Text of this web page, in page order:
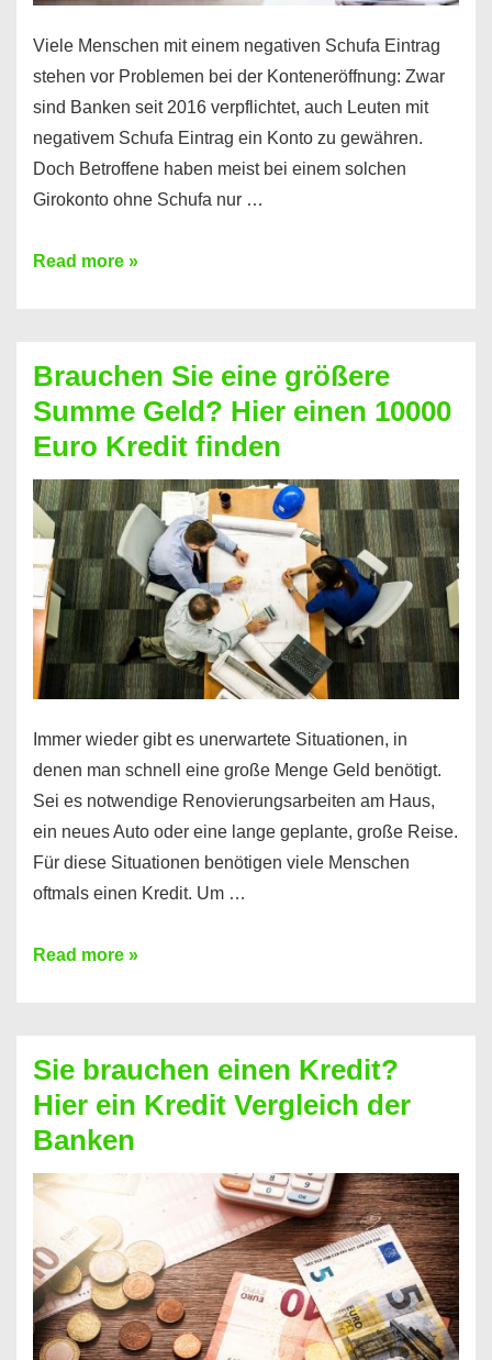
Viele Menschen mit einem negativen Schufa Eintrag
stehen vor Problemen bei der Konteneröffnung: Zwar
sind Banken seit 2016 verpflichtet, auch Leuten mit
negativem Schufa Eintrag ein Konto zu gewähren.
Doch Betroffene haben meist bei einem solchen
Girokonto ohne Schufa nur …
Günstiges
Geht
das
überhaupt?
Na
klar!
Read more »
Brauchen Sie eine größere
Summe Geld? Hier einen 10000
Euro Kredit finden
Immer wieder gibt es unerwartete Situationen, in
denen man schnell eine große Menge Geld benötigt.
Sei es notwendige Renovierungsarbeiten am Haus,
ein neues Auto oder eine lange geplante, große Reise.
Für diese Situationen benötigen viele Menschen
oftmals einen Kredit. Um …
Brauchen
Summe
Geld?
Hier
einen
10000
Euro
Kredit
finden
Read more »
Sie brauchen einen Kredit?
Hier ein Kredit Vergleich der
Banken